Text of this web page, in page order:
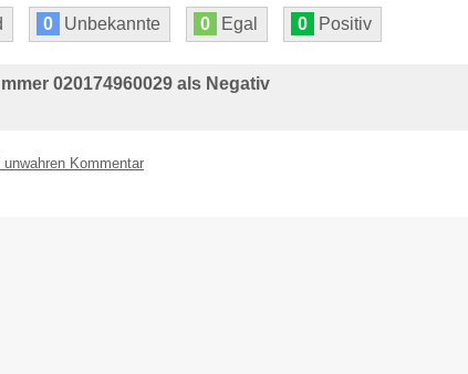
0 Unbekannte 0 Egal 0 Positiv
020174960029 als Negativ
Kommentar